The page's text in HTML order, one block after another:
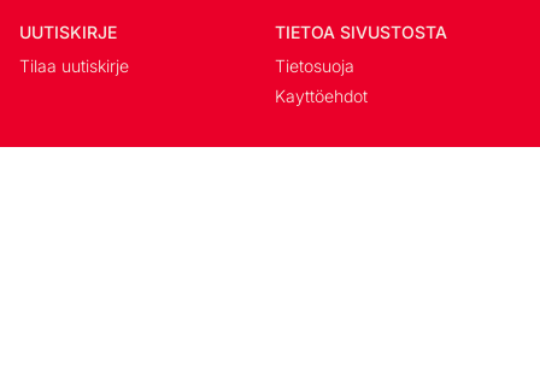
UUTISKIRJE
Tilaa uutiskirje
TIETOA SIVUSTOSTA
Tietosuoja
Kayttöehdot